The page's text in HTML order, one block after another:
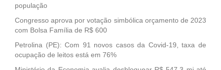
população
Congresso aprova por votação simbólica orçamento de 2023
com Bolsa Família de R$ 600
Petrolina (PE): Com 91 novos casos da Covid-19, taxa de
ocupação de leitos está em 76%